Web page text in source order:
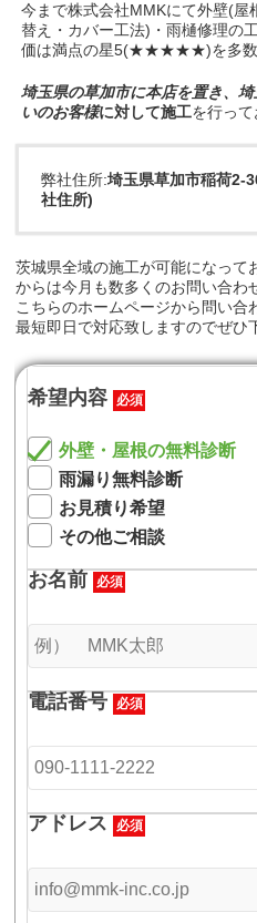
今まで株式会社MMKにて外壁(屋
替え・カバー工法)・雨樋修理の
価は満点の星5(★★★★★)を多数
埼玉県の草加市に本店を置き、
いのお客様に対して施工を行って
弊社住所:埼玉県草加市稲荷2-
社住所)
茨城県全域の施工が可能になって
からは今月も数多くのお問い合わ
こちらのホームページから問い合
最短即日で対応致しますのでぜひ
希望内容 必須
外壁・屋根の無料診断
雨漏り無料診断
お見積り希望
その他ご相談
お名前 必須
電話番号 必須
アドレス 必須